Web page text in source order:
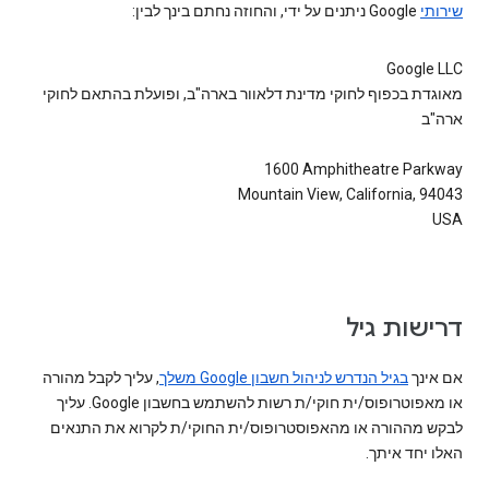
שירותי
Google LLC
מאוגדת בכפוף לחוקי מדינת דלאוור בארה"ב, ופועלת בהתאם לחוקי
ארה"ב
‎1600 Amphitheatre Parkway
Mountain View, California, 94043
USA
דרישות גיל
אם אינךבגיל הנדרש לניהול חשבון Google משלך
, עליך לקבל מהורה
או מאפוטרופוס/ית חוקי/ת רשות להשתמש בחשבון Google. עליך
לבקש מההורה או מהאפוסטרופוס/ית החוקי/ת לקרוא את התנאים
האלו יחד איתך.